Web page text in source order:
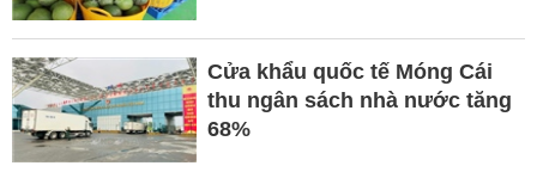
Cửa khẩu quốc tế Móng Cái
thu ngân sách nhà nước tăng
68%